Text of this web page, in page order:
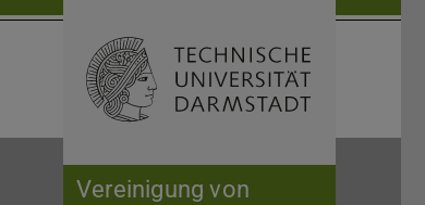
Vereinigung von
Suche öffnen